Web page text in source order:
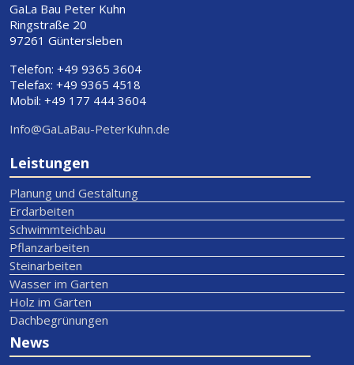
GaLa Bau Peter Kuhn
Ringstraße 20
97261 Güntersleben
Telefon: +49 9365 3604
Telefax: +49 9365 4518
Mobil: +49 177 444 3604
Info@GaLaBau-PeterKuhn.de
Leistungen
Planung und Gestaltung
Erdarbeiten
Schwimmteichbau
Pflanzarbeiten
Steinarbeiten
Wasser im Garten
Holz im Garten
Dachbegrünungen
News